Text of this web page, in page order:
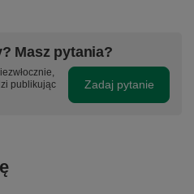
Masz pytania?
publikując
Zadaj pytanie